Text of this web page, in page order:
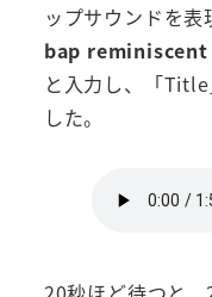
ップサウンドを
bap reminiscent
と入力し、「
した。